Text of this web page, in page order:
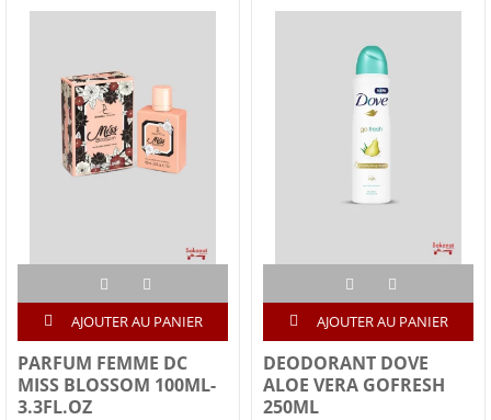
AJOUTER AU PANIER
PARFUM FEMME DC
MISS BLOSSOM 100ML-
3.3FL.OZ
AJOUTER AU PANIER
DEODORANT DOVE
ALOE VERA GOFRESH
250ML